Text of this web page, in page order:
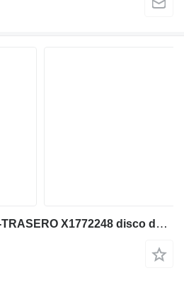
FRENO GP-SERVICIO -TRASERO X1772248 disco de freno para Caterpillar 776D 777D volquete rígido